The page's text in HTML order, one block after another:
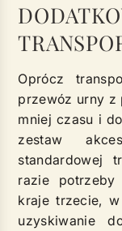
Oprócz
przewóz urny z
mniej czasu i
zestaw
standardowej
razie
kraje trzecie,
uzyskiwanie